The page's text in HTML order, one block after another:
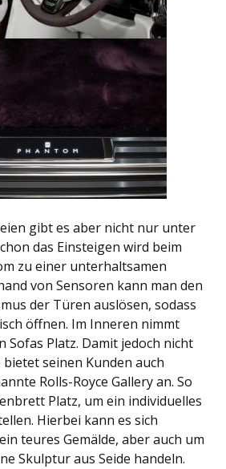
gibt es aber nicht nur unter
das Einsteigen wird beim
zu einer unterhaltsamen
von Sensoren kann man den
der Türen auslösen, sodass
öffnen. Im Inneren nimmt
Sofas Platz. Damit jedoch nicht
bietet seinen Kunden auch
Rolls-Royce Gallery an. So
Platz, um ein individuelles
Hierbei kann es sich
teures Gemälde, aber auch um
Skulptur aus Seide handeln.